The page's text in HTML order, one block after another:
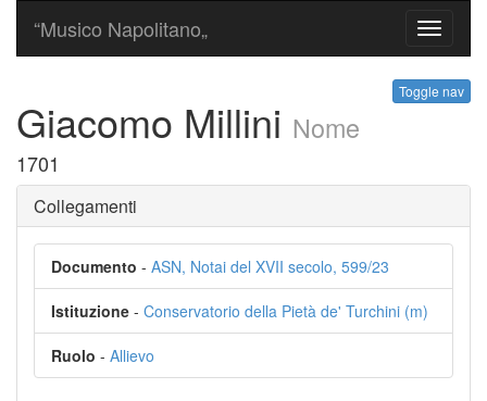
Toggle
“Musico Napolitano„
Toggle nav
Giacomo Millini Nome
1701
Collegamenti
Documento - ASN, Notai del XVII secolo, 599/23
Istituzione - Conservatorio della Pietà de' Turchini (m)
Ruolo - Allievo